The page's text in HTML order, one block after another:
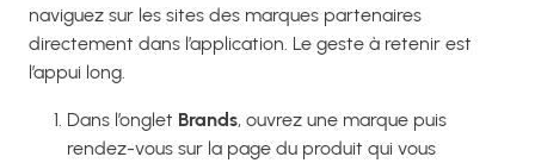
naviguez sur les sites des marques partenaires
directement dans l’application. Le geste à retenir est
l’appui long.
Dans l’onglet Brands, ouvrez une marque puis
rendez-vous sur la page du produit qui vous